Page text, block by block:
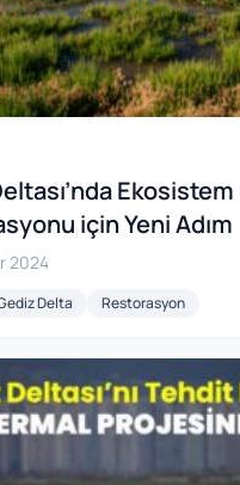
Ekosistem
için Yeni Adım
2024
Delta Restorasyon